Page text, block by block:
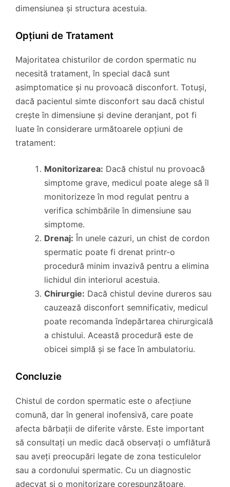
dimensiunea și structura acestuia.
Opțiuni de Tratament
Majoritatea chisturilor de cordon spermatic nu
necesită tratament, în special dacă sunt
asimptomatice și nu provoacă disconfort. Totuși,
dacă pacientul simte disconfort sau dacă chistul
crește în dimensiune și devine deranjant, pot fi
luate în considerare următoarele opțiuni de
tratament:
Monitorizarea: Dacă chistul nu provoacă
simptome grave, medicul poate alege să îl
monitorizeze în mod regulat pentru a
verifica schimbările în dimensiune sau
simptome.
Drenaj: În unele cazuri, un chist de cordon
spermatic poate fi drenat printr-o
procedură minim invazivă pentru a elimina
lichidul din interiorul acestuia.
Chirurgie: Dacă chistul devine dureros sau
cauzează disconfort semnificativ, medicul
poate recomanda îndepărtarea chirurgicală
a chistului. Această procedură este de
obicei simplă și se face în ambulatoriu.
Concluzie
Chistul de cordon spermatic este o afecțiune
comună, dar în general inofensivă, care poate
afecta bărbații de diferite vârste. Este important
să consultați un medic dacă observați o umflătură
sau aveți preocupări legate de zona testiculelor
sau a cordonului spermatic. Cu un diagnostic
adecvat și o monitorizare corespunzătoare,